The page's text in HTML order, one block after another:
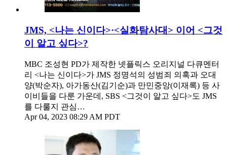
JMS, <나는 신이다>·<실화탐사대> 이어 <그것
이 알고 싶다>?
MBC 조성현 PD가 제작한 넷플릭스 오리지널 다큐멘터
리 <나는 신이다>가 JMS 정명석의 성범죄 의혹과 오대
양(박순자), 아가동산(김기순)과 만민중앙(이재록) 등 사
이비들을 다룬 가운데, SBS <그것이 알고 싶다>도 JMS
를 다룰지 관심…
Apr 04, 2023 08:29 AM PDT